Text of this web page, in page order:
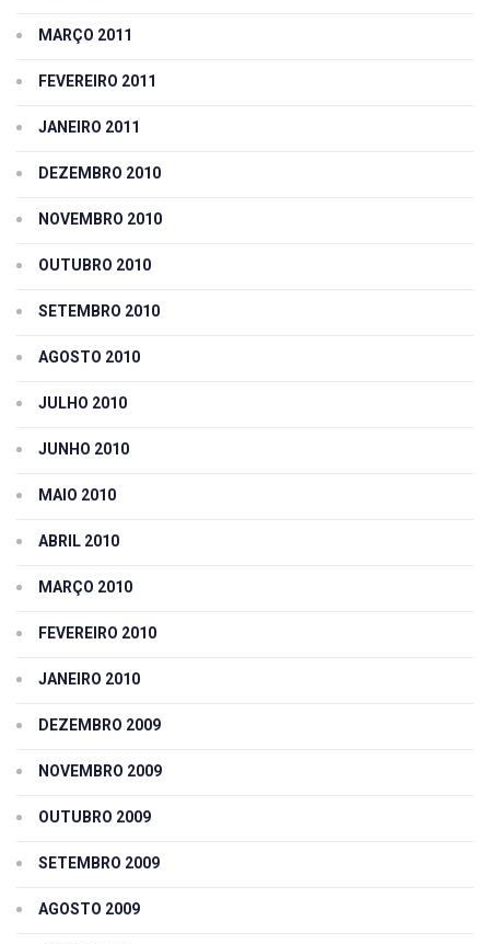
MARÇO 2011
FEVEREIRO 2011
JANEIRO 2011
DEZEMBRO 2010
NOVEMBRO 2010
OUTUBRO 2010
SETEMBRO 2010
AGOSTO 2010
JULHO 2010
JUNHO 2010
MAIO 2010
ABRIL 2010
MARÇO 2010
FEVEREIRO 2010
JANEIRO 2010
DEZEMBRO 2009
NOVEMBRO 2009
OUTUBRO 2009
SETEMBRO 2009
AGOSTO 2009